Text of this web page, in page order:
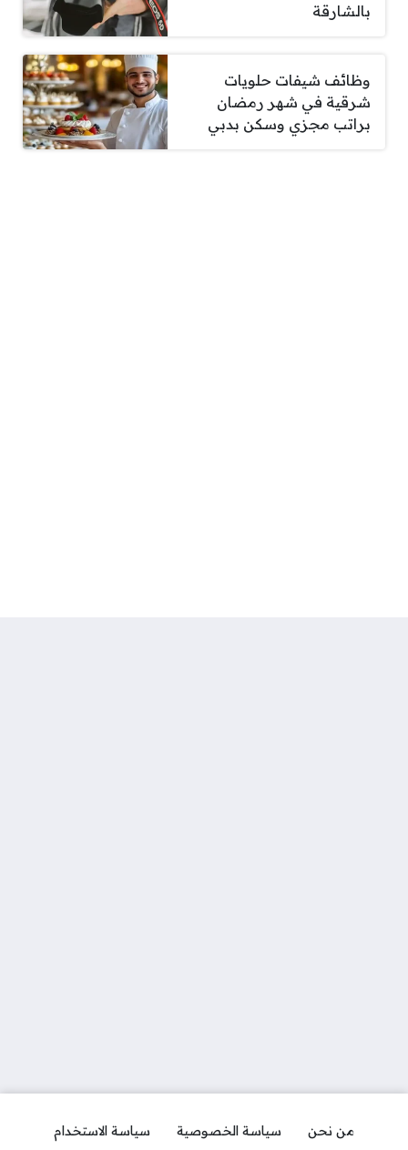
بالشارقة
وظائف شيفات حلويات
شرقية في شهر رمضان
براتب مجزي وسكن بدبي
من نحن سياسة الخصوصية سياسة الاستخدام